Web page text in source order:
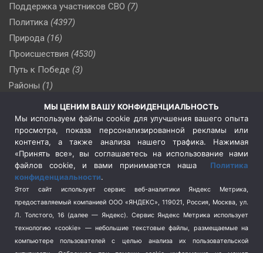
Поддержка участников СВО (7)
Политика (4397)
Природа (16)
Происшествия (4530)
Путь к Победе (3)
Районы (1)
Сельское хозяйство (3)
Социальная политика
(3)
Спецоперация в Украине
Спецоперация на Украине
(404)
Спорт (740)
Терроризм (1)
Транспорт (262)
Туризм (178)
МЫ ЦЕНИМ ВАШУ КОНФИДЕНЦИАЛЬНОСТЬ
Мы используем файлы cookie для улучшения вашего опыта
просмотра, показа персонализированной рекламы или
контента, а также анализа нашего трафика. Нажимая
«Принять все», вы соглашаетесь на использование нами
файлов cookie, и вами принимается наша Политика
конфиденциальности.
Этот сайт использует сервис веб-аналитики Яндекс Метрика,
предоставляемый компанией ООО «ЯНДЕКС», 119021, Россия, Москва, ул.
Л. Толстого, 16 (далее — Яндекс). Сервис Яндекс Метрика использует
технологию «cookie» — небольшие текстовые файлы, размещаемые на
компьютере пользователей с целью анализа их пользовательской